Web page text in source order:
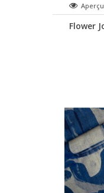
Flower